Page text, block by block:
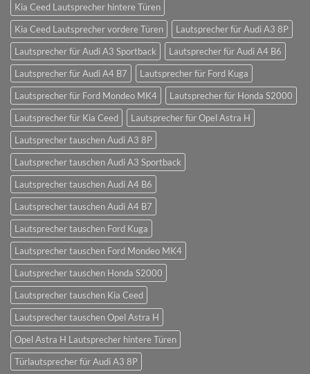
Kia Ceed Lautsprecher hintere Türen
Kia Ceed Lautsprecher vordere Türen
Lautsprecher für Audi A3 8P
Lautsprecher für Audi A3 Sportback
Lautsprecher für Audi A4 B6
Lautsprecher für Audi A4 B7
Lautsprecher für Ford Kuga
Lautsprecher für Ford Mondeo MK4
Lautsprecher für Honda S2000
Lautsprecher für Kia Ceed
Lautsprecher für Opel Astra H
Lautsprecher tauschen Audi A3 8P
Lautsprecher tauschen Audi A3 Sportback
Lautsprecher tauschen Audi A4 B6
Lautsprecher tauschen Audi A4 B7
Lautsprecher tauschen Ford Kuga
Lautsprecher tauschen Ford Mondeo MK4
Lautsprecher tauschen Honda S2000
Lautsprecher tauschen Kia Ceed
Lautsprecher tauschen Opel Astra H
Opel Astra H Lautsprecher hintere Türen
Türlautsprecher für Audi A3 8P